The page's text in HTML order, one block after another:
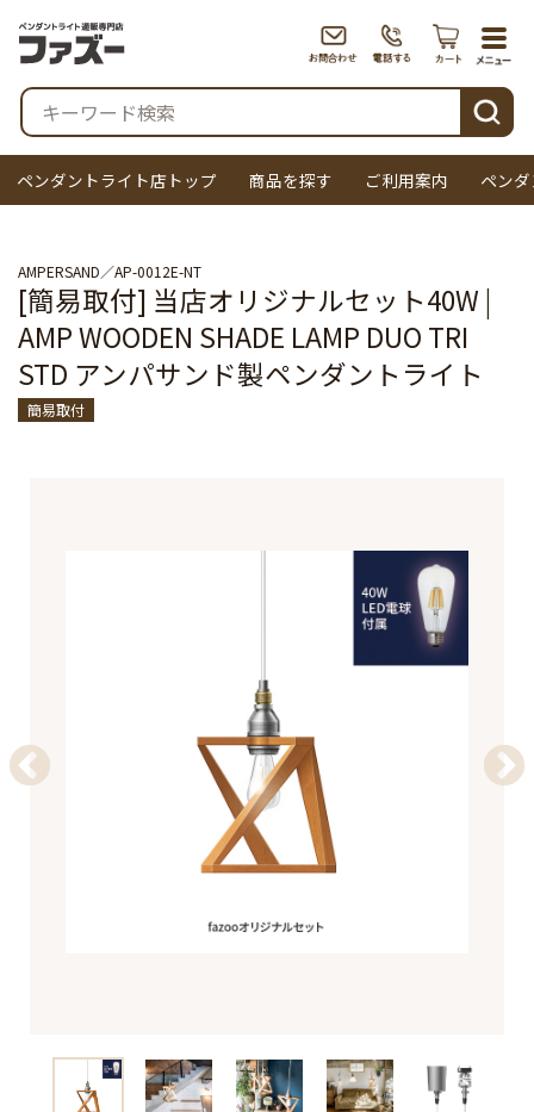
検索
ペンダントライト店トップ 商品を探す ご利用案内 ペン
AMPERSAND AP-0012E-NT
[簡易取付] 当店オリジナルセット40W |
AMP WOODEN SHADE LAMP DUO TRI
STD アンパサンド製ペンダントライト
簡易取付